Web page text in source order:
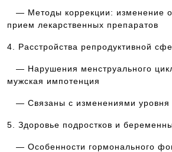
— Методы коррекции: изменение
прием лекарственных препаратов
4. Расстройства репродуктивной
— Нарушения менструального
мужская импотенция
— Связаны с изменениями уровня
5. Здоровье подростков и
— Особенности гормонального